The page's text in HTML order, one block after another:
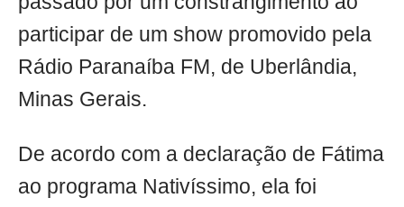
participar de um show promovido pela
Rádio Paranaíba FM, de Uberlândia,
Minas Gerais.
De acordo com a declaração de Fátima
ao programa Nativíssimo, ela foi